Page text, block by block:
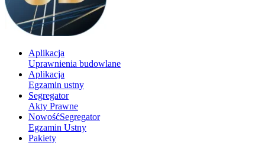
Aplikacja
Uprawnienia budowlane
Aplikacja
Egzamin ustny
Segregator
Akty Prawne
NowośćSegregator
Egzamin Ustny
Pakiety